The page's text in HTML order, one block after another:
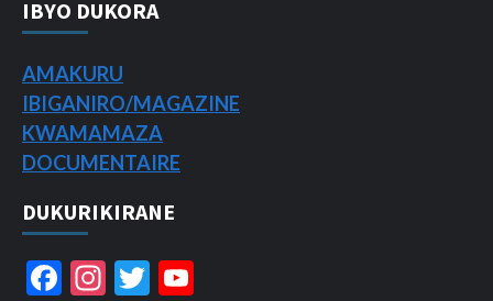
IBYO DUKORA
AMAKURU
IBIGANIRO/MAGAZINE
KWAMAMAZA
DOCUMENTAIRE
DUKURIKIRANE
Facebook
Instagram
Twitter